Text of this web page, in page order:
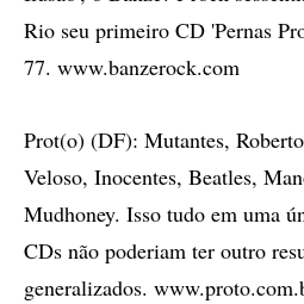
Rio seu primeiro CD 'Pernas
77. www.banzerock.com
Prot(o) (DF): Mutantes,
Veloso, Inocentes, Beatles,
Mudhoney. Isso tudo em uma
CDs não poderiam ter outro
generalizados.